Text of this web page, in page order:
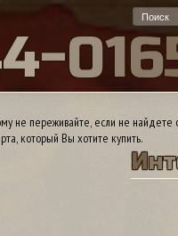
4-016
не переживайте, если не найдете
который Вы хотите купить.
Инт